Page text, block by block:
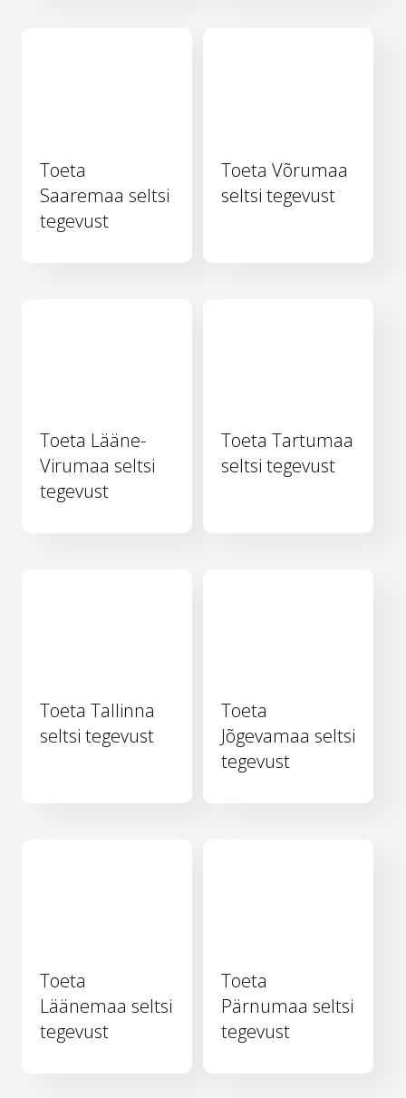
Toeta
Saaremaa seltsi
tegevust
Toeta Võrumaa
seltsi tegevust
Toeta Lääne-
Virumaa seltsi
tegevust
Toeta Tartumaa
seltsi tegevust
Toeta Tallinna
seltsi tegevust
Toeta
Jõgevamaa seltsi
tegevust
Toeta
Läänemaa seltsi
tegevust
Toeta
Pärnumaa seltsi
tegevust